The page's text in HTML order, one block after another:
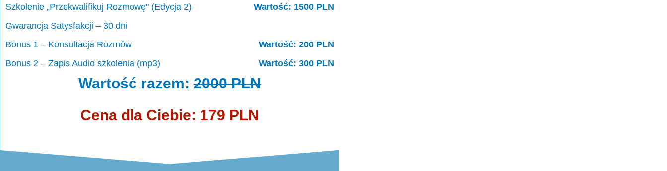
Szkolenie „Przekwalifikuj Rozmowę" (Edycja 2)
Wartość: 1500 PLN
Gwarancja Satysfakcji – 30 dni
Bonus 1 – Konsultacja Rozmów
Wartość: 200 PLN
Bonus 2 – Zapis Audio szkolenia (mp3)
Wartość: 300 PLN
Wartość razem: 2000 PLN
Cena dla Ciebie: 179 PLN